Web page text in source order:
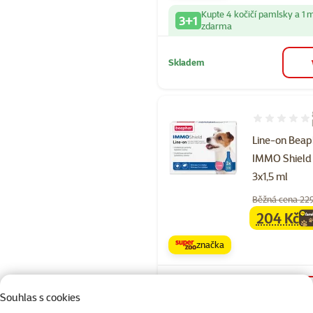
Souhlas s cookies
3+1 Kupte 4 kočičí pamlsky a 1
zdarma
Skladem
Line-on
IMMO
3x1,5 ml
Hodnocení
Běžná cena
family
204 Kč
značka